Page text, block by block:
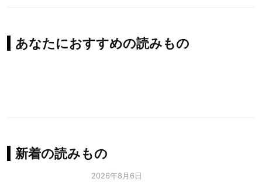
あなたにおすすめの読みもの
新着の読みもの
2026年8月6日